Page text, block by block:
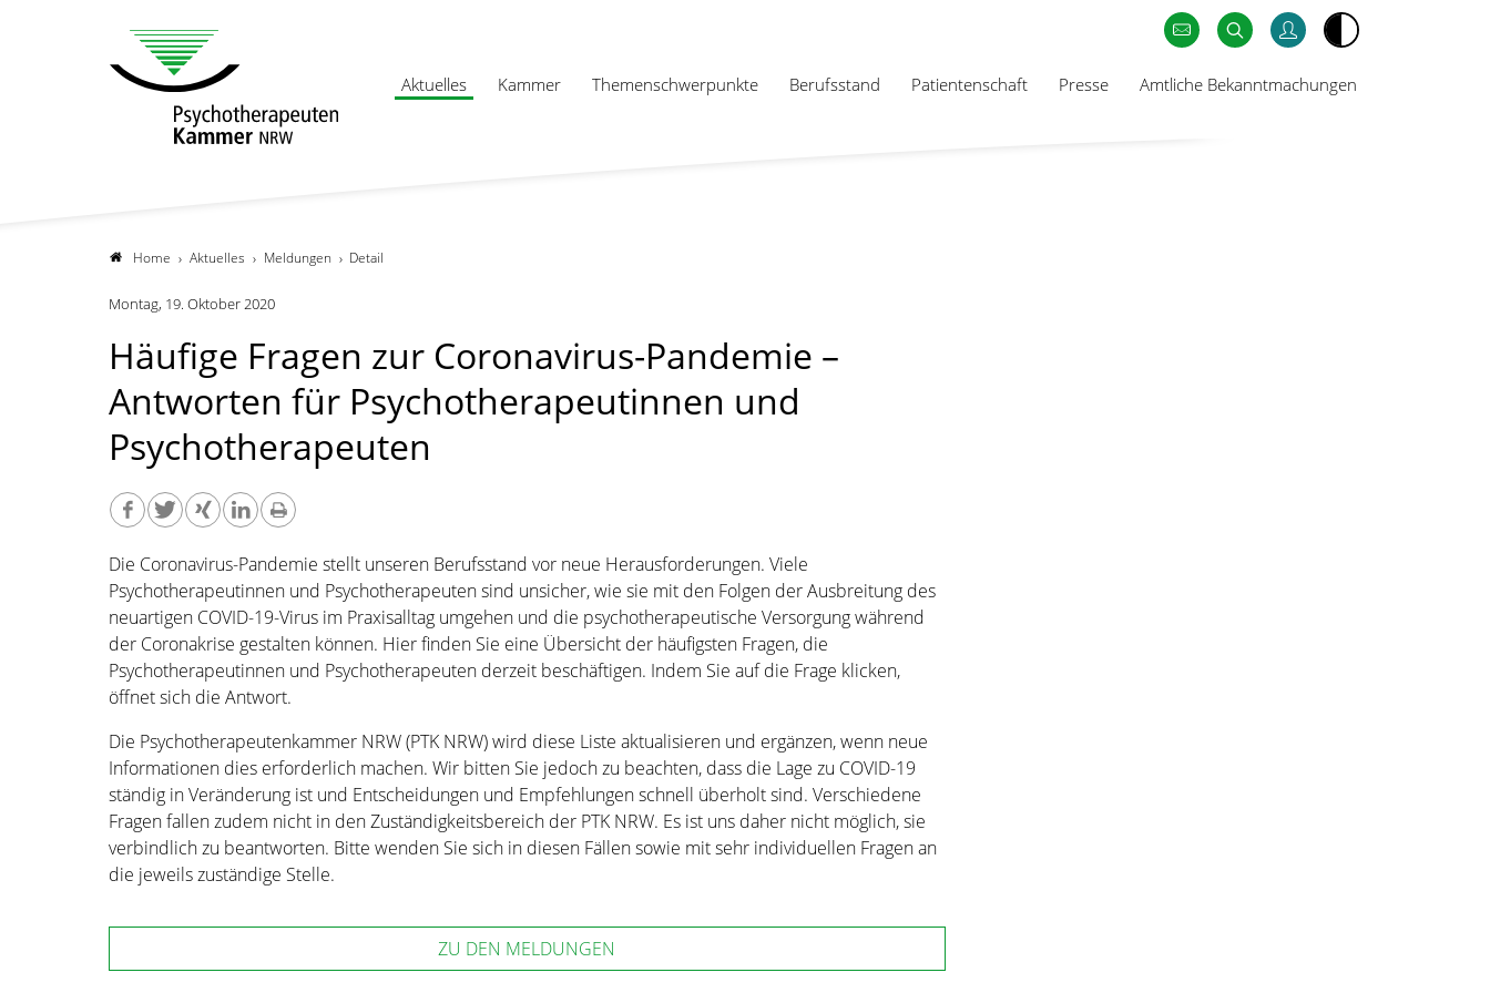
Aktuelles Kammer Themenschwerpunkte Berufsstand Patientenschaft Presse Amtliche Bekanntmachungen
Home Aktuelles Meldungen Detail
Montag, 19. Oktober 2020
Häufige Fragen zur Coronavirus-Pandemie –
Antworten für Psychotherapeutinnen und
Psychotherapeuten
Die Coronavirus-Pandemie stellt unseren Berufsstand vor neue Herausforderungen. Viele
Psychotherapeutinnen und Psychotherapeuten sind unsicher, wie sie mit den Folgen der Ausbreitung des
neuartigen COVID-19-Virus im Praxisalltag umgehen und die psychotherapeutische Versorgung während
der Coronakrise gestalten können. Hier finden Sie eine Übersicht der häufigsten Fragen, die
Psychotherapeutinnen und Psychotherapeuten derzeit beschäftigen. Indem Sie auf die Frage klicken,
öffnet sich die Antwort.
Die Psychotherapeutenkammer NRW (PTK NRW) wird diese Liste aktualisieren und ergänzen, wenn neue
Informationen dies erforderlich machen. Wir bitten Sie jedoch zu beachten, dass die Lage zu COVID-19
ständig in Veränderung ist und Entscheidungen und Empfehlungen schnell überholt sind. Verschiedene
Fragen fallen zudem nicht in den Zuständigkeitsbereich der PTK NRW. Es ist uns daher nicht möglich, sie
verbindlich zu beantworten. Bitte wenden Sie sich in diesen Fällen sowie mit sehr individuellen Fragen an
die jeweils zuständige Stelle.
ZU DEN MELDUNGEN